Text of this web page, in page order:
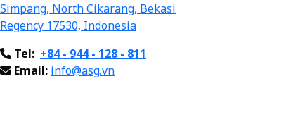
Simpang, North Cikarang, Bekasi
Regency 17530, Indonesia
Tel: +84 - 944 - 128 - 811
Email: info@asg.vn